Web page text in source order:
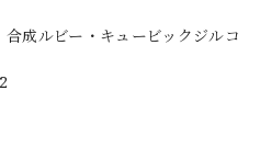
成ルビー・キュービックジルコ